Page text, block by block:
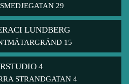
SMEDJEGATAN 29
LUNDBERG
15
4
STRANDGATAN 4